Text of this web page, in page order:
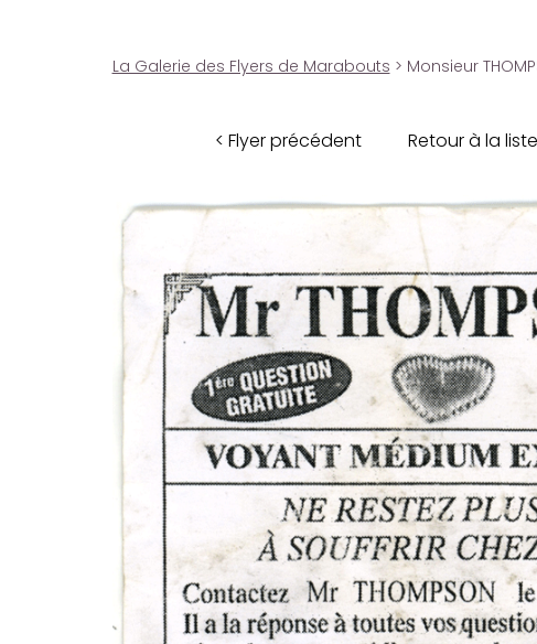
La Galerie des Flyers de Marabouts > Monsieur
< Flyer précédent Retour à la liste